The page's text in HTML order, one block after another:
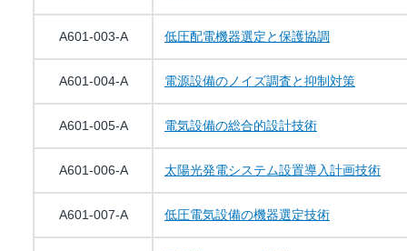
A601-003-A 低圧配電機器選定と保護協調
A601-004-A 電源設備のノイズ調査と抑制対策
A601-005-A 電気設備の総合的設計技術
A601-006-A 太陽光発電システム設置導入計画技術
A601-007-A 低圧電気設備の機器選定技術